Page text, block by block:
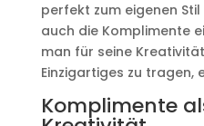
perfekt zum eigenen
auch die Komplimente
man für seine
Einzigartiges zu tragen,
Komplimente